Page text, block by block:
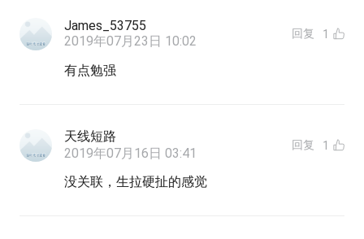
James_53755
2019年07月23日 10:02
回复 1
有点勉强
天线短路
2019年07月16日 03:41
回复 1
没关联，生拉硬扯的感觉